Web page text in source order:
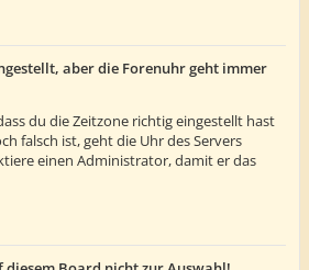
aber die Forenuhr geht immer
du die Zeitzone richtig eingestellt hast
falsch ist, geht die Uhr des Servers
einen Administrator, damit er das